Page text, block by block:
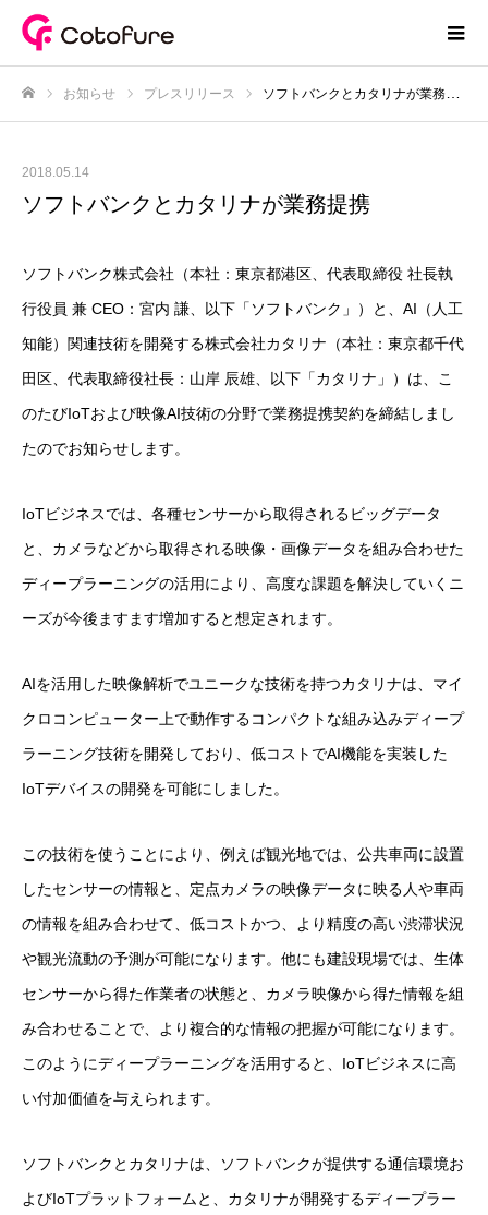
お知らせ プレスリリース ソフトバンクとカタリナが業務提携
2018.05.14
ソフトバンクとカタリナが業務提携
ソフトバンク株式会社（本社：東京都港区、代表取締役 社長執
行役員 兼 CEO：宮内 謙、以下「ソフトバンク」）と、AI（人工
知能）関連技術を開発する株式会社カタリナ（本社：東京都千代
田区、代表取締役社長：山岸 辰雄、以下「カタリナ」）は、こ
のたびIoTおよび映像AI技術の分野で業務提携契約を締結しまし
たのでお知らせします。
IoTビジネスでは、各種センサーから取得されるビッグデータ
と、カメラなどから取得される映像・画像データを組み合わせた
ディープラーニングの活用により、高度な課題を解決していくニ
ーズが今後ますます増加すると想定されます。
AIを活用した映像解析でユニークな技術を持つカタリナは、マイ
クロコンピューター上で動作するコンパクトな組み込みディープ
ラーニング技術を開発しており、低コストでAI機能を実装した
IoTデバイスの開発を可能にしました。
この技術を使うことにより、例えば観光地では、公共車両に設置
したセンサーの情報と、定点カメラの映像データに映る人や車両
の情報を組み合わせて、低コストかつ、より精度の高い渋滞状況
や観光流動の予測が可能になります。他にも建設現場では、生体
センサーから得た作業者の状態と、カメラ映像から得た情報を組
み合わせることで、より複合的な情報の把握が可能になります。
このようにディープラーニングを活用すると、IoTビジネスに高
い付加価値を与えられます。
ソフトバンクとカタリナは、ソフトバンクが提供する通信環境お
よびIoTプラットフォームと、カタリナが開発するディープラー